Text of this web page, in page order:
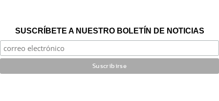
SUSCRÍBETE A NUESTRO BOLETÍN DE NOTICIAS